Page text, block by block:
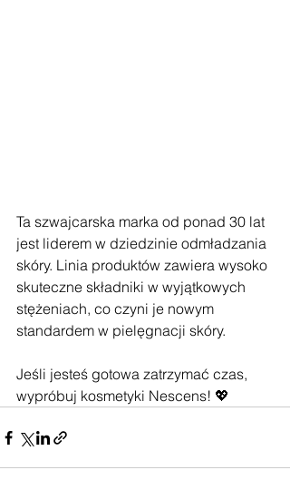
Ta szwajcarska marka od ponad 30 lat
jest liderem w dziedzinie odmładzania
skóry. Linia produktów zawiera wysoko
skuteczne składniki w wyjątkowych
stężeniach, co czyni je nowym
standardem w pielęgnacji skóry.
Jeśli jesteś gotowa zatrzymać czas,
wypróbuj kosmetyki Nescens! 💖